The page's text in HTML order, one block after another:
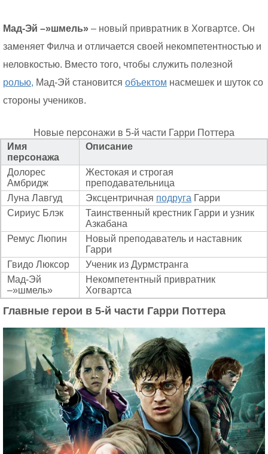
Мад-Эй –»шмель» – новый привратник в Хогвартсе. Он
заменяет Филча и отличается своей некомпетентностью и
неловкостью. Вместо того, чтобы служить полезной
ролью, Мад-Эй становится объектом насмешек и шуток со
стороны учеников.
Новые персонажи в 5-й части Гарри Поттера
Имя
персонажа
Описание
Долорес
Амбридж
Жестокая и строгая
преподавательница
Луна Лавгуд
Эксцентричная подруга Гарри
Сириус Блэк
Таинственный крестник Гарри и узник
Азкабана
Ремус Люпин
Новый преподаватель и наставник
Гарри
Гвидо Люксор
Ученик из Дурмстранга
Мад-Эй
–»шмель»
Некомпетентный привратник
Хогвартса
Главные герои в 5-й части Гарри Поттера